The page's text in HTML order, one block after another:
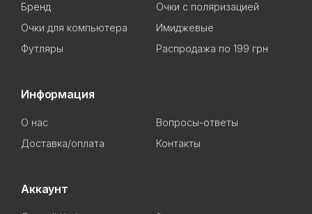
Бренд
Очки с поляризацией
Очки для компьютера
Имиджевые
Футляры
Распродажа по 199 грн
Информация
О нас
Вопросы-ответы
Доставка/оплата
Контакты
Аккаунт